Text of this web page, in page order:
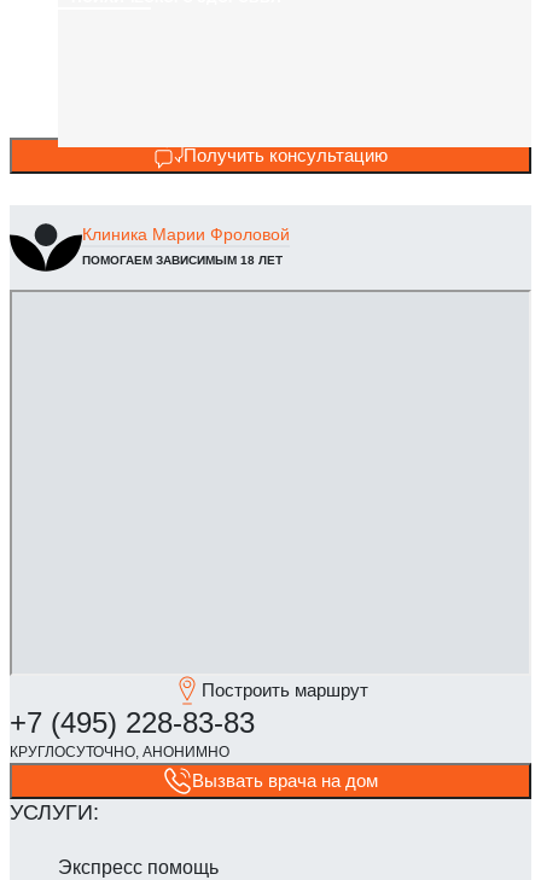
Получить консультацию
Клиника Марии Фроловой
ПОМОГАЕМ ЗАВИСИМЫМ 18 ЛЕТ
Построить маршрут
Вызвать врача на дом
Экспресс помощь